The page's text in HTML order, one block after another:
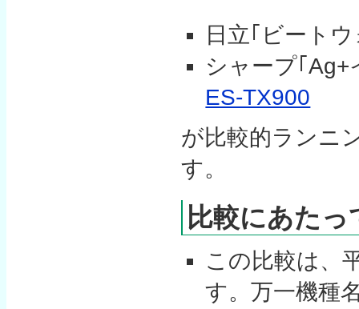
日立｢ビート
シャープ｢
ES-TX900
が比較的ランニ
す。
比較にあたっ
この比較は、
す。万一機種